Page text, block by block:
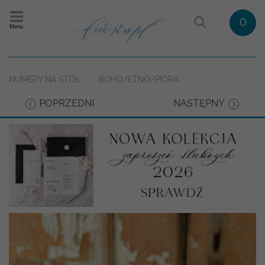
Menu 0
NUMERY NA STÓŁ BOHO/ETNO/PIÓRA
POPRZEDNI NASTĘPNY